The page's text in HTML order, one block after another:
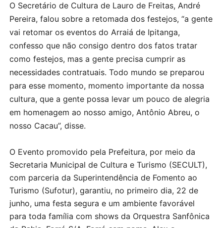
O Secretário de Cultura de Lauro de Freitas, André
Pereira, falou sobre a retomada dos festejos, “a gente
vai retomar os eventos do Arraiá de Ipitanga,
confesso que não consigo dentro dos fatos tratar
como festejos, mas a gente precisa cumprir as
necessidades contratuais. Todo mundo se preparou
para esse momento, momento importante da nossa
cultura, que a gente possa levar um pouco de alegria
em homenagem ao nosso amigo, Antônio Abreu, o
nosso Cacau”, disse.
O Evento promovido pela Prefeitura, por meio da
Secretaria Municipal de Cultura e Turismo (SECULT),
com parceria da Superintendência de Fomento ao
Turismo (Sufotur), garantiu, no primeiro dia, 22 de
junho, uma festa segura e um ambiente favorável
para toda família com shows da Orquestra Sanfônica